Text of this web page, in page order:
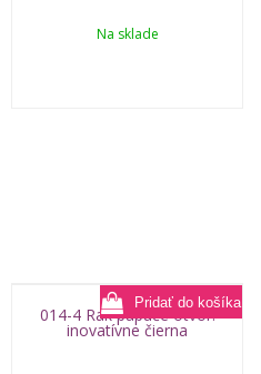
Na sklade
014-4 Rak papuče otvor.
inovatívne čierna